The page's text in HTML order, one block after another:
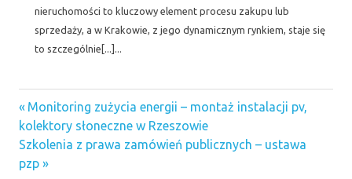
nieruchomości to kluczowy element procesu zakupu lub
sprzedaży, a w Krakowie, z jego dynamicznym rynkiem, staje się
to szczególnie[...]...
administrator
nieruchomości
warszawa
nieruchomości
Nawigacja
wpisu
Previous
Post:
Monitoring zużycia energii – montaż instalacji pv,
kolektory słoneczne w Rzeszowie
Next
Post:
Szkolenia z prawa zamówień publicznych – ustawa
pzp